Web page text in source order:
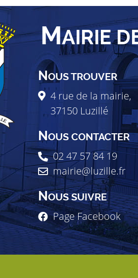
MAIRIE
NOUS TROUVER
4 rue de la mairie,
37150 Luzillé
NOUS CONTACTER
02 47 57 84 19
mairie@luzille.fr
NOUS SUIVRE
Page Facebook